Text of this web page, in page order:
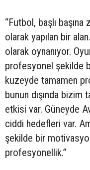
“Futbol, başlı
olarak yapılan bir
olarak oynanıyor.
profesyonel şekilde
kuzeyde tamamen
bunun dışında bizim
etkisi var. Güneyde
ciddi hedefleri var.
şekilde bir
profesyonellik.”